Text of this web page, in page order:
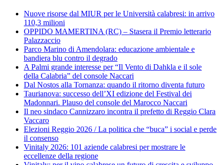
Nuove risorse dal MIUR per le Università calabresi: in arrivo
110,3 milioni
OPPIDO MAMERTINA (RC) – Stasera il Premio letterario
Palazzaccio
Parco Marino di Amendolara: educazione ambientale e
bandiera blu contro il degrado
A Palmi grande interesse per “Il Vento di Dahkla e il sole
della Calabria” del console Naccari
Dal Nostos alla Tornanza: quando il ritorno diventa futuro
Taurianova: successo dell’XI edizione del Festival dei
Madonnari. Plauso del console del Marocco Naccari
Il neo sindaco Cannizzaro incontra il prefetto di Reggio Clara
Vaccaro
Elezioni Reggio 2026 / La politica che “buca” i social e perde
il consenso
Vinitaly 2026: 101 aziende calabresi per mostrare le
eccellenze della regione